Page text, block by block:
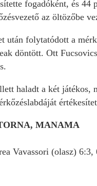
fogadóként, és
az öltözőbe
után folytatódott a
döntött. Ott
haladt a két játékos,
MANAMA
Vavassori (olasz)